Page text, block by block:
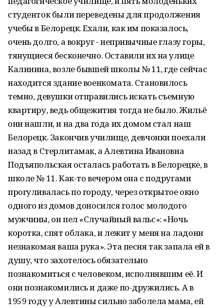
студенток были переведены для продолжения
учебы в Белорецк. Ехали, как им показалось,
очень долго, а вокруг - непривычные глазу горы,
тянущиеся бесконечно. Оставили их на улице
Калинина, возле бывшей школы № 11, где сейчас
находится здание военкомата. Становилось
темно, девушки отправились искать съемную
квартиру, ведь общежития тогда не было. Жильё
они нашли, и на два года их домом стал наш
Белорецк. Закончив училище, девчонки поехали
назад в Стерлитамак, а Алевтина Ивановна
Подъяпольская осталась работать в Белорецке, в
школе № 11. Как-то вечером она с подругами
прогуливалась по городу, через открытое окно
одного из домов доносился голос молодого
мужчины, он пел «Случайный вальс»: «Ночь
коротка, спят облака, и лежит у меня на ладони
незнакомая ваша рука». Эта песня так запала ей в
душу, что захотелось обязательно
познакомиться с человеком, исполнявшим её. И
они познакомились и даже по-дружились. А в
1959 году у Алевтины сильно заболела мама, ей